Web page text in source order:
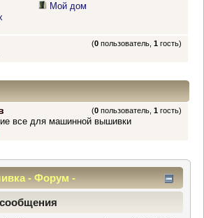
Мой дом
(0 пользователь,1 гость)
(0 пользователь,1 гость)
все для машинной вышивки
- Форум -
центр